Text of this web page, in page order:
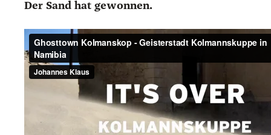
Der Sand hat gewon­nen.